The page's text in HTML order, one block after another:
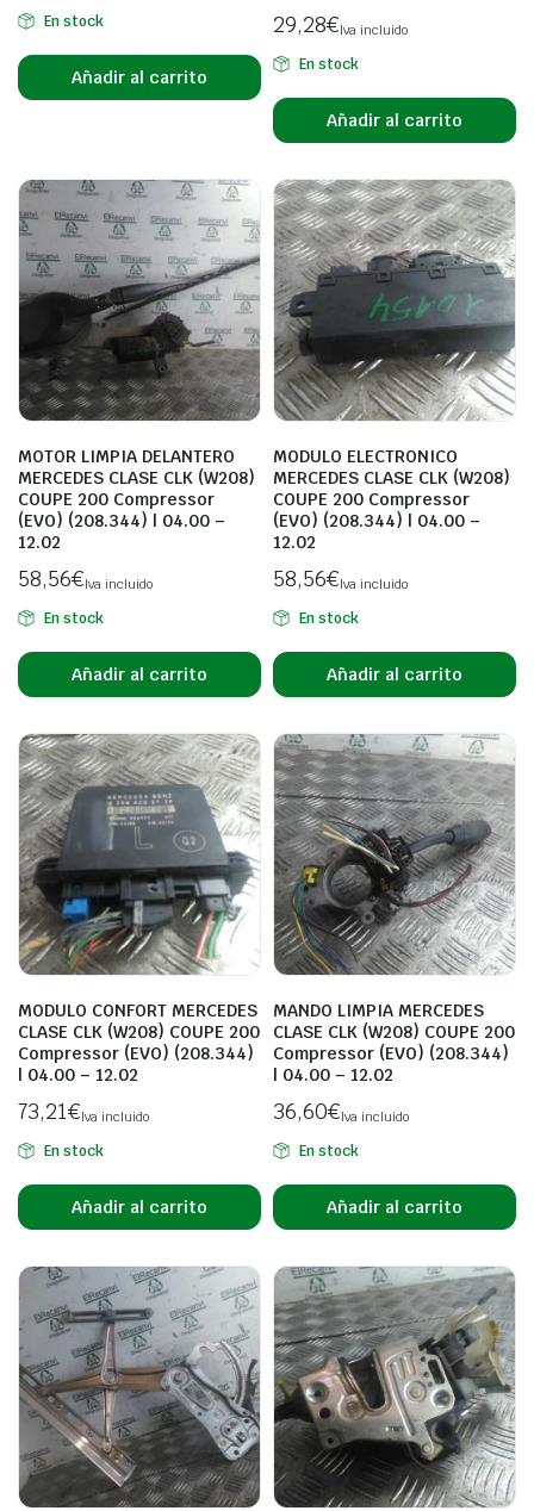
En stock
Añadir al carrito
29,28€Iva incluido
En stock
Añadir al carrito
MOTOR LIMPIA DELANTERO
MERCEDES CLASE CLK (W208)
COUPE 200 Compressor
(EVO) (208.344) | 04.00 –
12.02
58,56€Iva incluido
En stock
Añadir al carrito
MODULO ELECTRONICO
MERCEDES CLASE CLK (W208)
COUPE 200 Compressor
(EVO) (208.344) | 04.00 –
12.02
58,56€Iva incluido
En stock
Añadir al carrito
MODULO CONFORT MERCEDES
CLASE CLK (W208) COUPE 200
Compressor (EVO) (208.344)
| 04.00 – 12.02
73,21€Iva incluido
En stock
Añadir al carrito
MANDO LIMPIA MERCEDES
CLASE CLK (W208) COUPE 200
Compressor (EVO) (208.344)
| 04.00 – 12.02
36,60€Iva incluido
En stock
Añadir al carrito